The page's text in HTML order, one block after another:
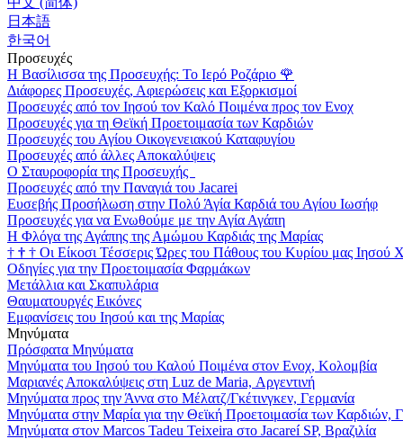
日本語
한국어
Προσευχές
Η Βασίλισσα της Προσευχής: Το Ιερό Ροζάριο 🌹
Διάφορες Προσευχές, Αφιερώσεις και Εξορκισμοί
Προσευχές από τον Ιησού τον Καλό Ποιμένα προς τον Ενοχ
Προσευχές για τη Θεϊκή Προετοιμασία των Καρδιών
Προσευχές του Αγίου Οικογενειακού Καταφυγίου
Προσευχές από άλλες Αποκαλύψεις
Ο Σταυροφορία της Προσευχής
Προσευχές από την Παναγιά του Jacarei
Ευσεβής Προσήλωση στην Πολύ Άγία Καρδιά του Αγίου Ιωσήφ
Προσευχές για να Ενωθούμε με την Αγία Αγάπη
Η Φλόγα της Αγάπης της Αμώμου Καρδιάς της Μαρίας
† † † Οι Είκοσι Τέσσερις Ώρες του Πάθους του Κυρίου μας Ιησού
Οδηγίες για την Προετοιμασία Φαρμάκων
Μετάλλια και Σκαπυλάρια
Θαυματουργές Εικόνες
Εμφανίσεις του Ιησού και της Μαρίας
Μηνύματα
Πρόσφατα Μηνύματα
Μηνύματα του Ιησού του Καλού Ποιμένα στον Ενοχ, Κολομβία
Μαριανές Αποκαλύψεις στη Luz de Maria, Αργεντινή
Μηνύματα προς την Άννα στο Μέλατζ/Γκέτινγκεν, Γερμανία
Μηνύματα στην Μαρία για την Θεϊκή Προετοιμασία των Καρδιών,
Μηνύματα στον Marcos Tadeu Teixeira στο Jacareí SP, Βραζιλία